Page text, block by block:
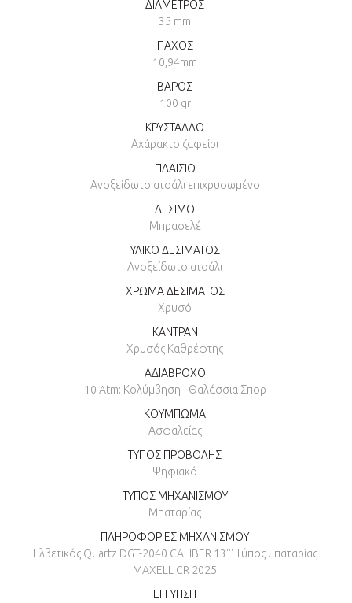
ΔΙΑΜΕΤΡΟΣ
35 mm
ΠΑΧΟΣ
10,94mm
ΒΑΡΟΣ
100 gr
ΚΡΥΣΤΑΛΛΟ
Αχάρακτο ζαφείρι
ΠΛΑΙΣΙΟ
Ανοξείδωτο ατσάλι επιχρυσωμένο
ΔΕΣΙΜΟ
Μπρασελέ
ΥΛΙΚΟ ΔΕΣΙΜΑΤΟΣ
Ανοξείδωτο ατσάλι
ΧΡΩΜΑ ΔΕΣΙΜΑΤΟΣ
Χρυσό
ΚΑΝΤΡΑΝ
Χρυσός Καθρέφτης
ΑΔΙΑΒΡΟΧΟ
10 Atm: Κολύμβηση - Θαλάσσια Σπορ
ΚΟΥΜΠΩΜΑ
Ασφαλείας
ΤΥΠΟΣ ΠΡΟΒΟΛΗΣ
Ψηφιακό
ΤΥΠΟΣ ΜΗΧΑΝΙΣΜΟΥ
Μπαταρίας
ΠΛΗΡΟΦΟΡΙΕΣ ΜΗΧΑΝΙΣΜΟΥ
Ελβετικός Quartz DGT-2040 CALIBER 13''' Τύπος μπαταρίας
MAXELL CR 2025
ΕΓΓΥΗΣΗ